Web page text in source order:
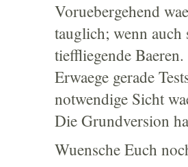
Voruebergehend
tauglich; wenn auch
tieffliegende Baeren.
Erwaege gerade
notwendige Sicht
Die Grundversion
Wuensche Euch